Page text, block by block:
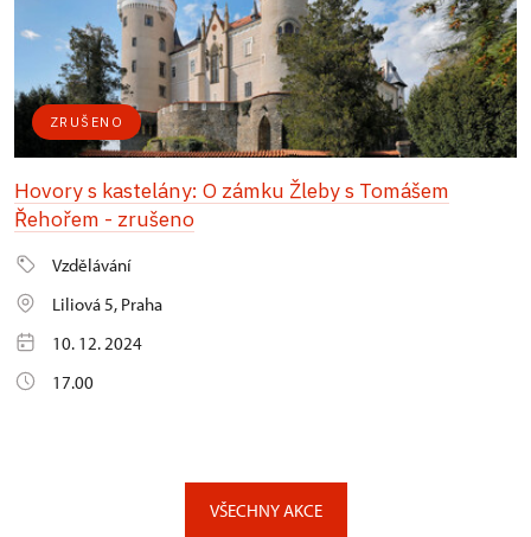
ZRUŠENO
Hovory s kastelány: O zámku Žleby s Tomášem
Řehořem - zrušeno
Vzdělávání
Liliová 5, Praha
10. 12. 2024
17.00
VŠECHNY AKCE